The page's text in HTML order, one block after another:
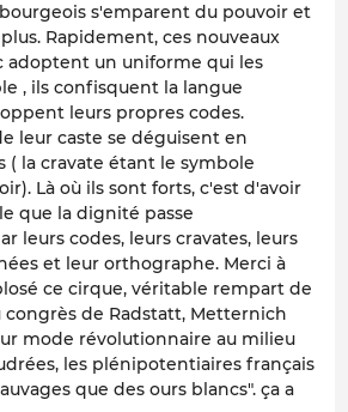
s'emparent du pouvoir et
Rapidement, ces nouveaux
adoptent un uniforme qui les
, ils confisquent la langue
leurs propres codes.
leur caste se déguisent en
( la cravate étant le symbole
Là où ils sont forts, c'est d'avoir
que la dignité passe
leurs codes, leurs cravates, leurs
et leur orthographe. Merci à
ce cirque, véritable rempart de
congrès de Radstatt, Metternich
mode révolutionnaire au milieu
les plénipotentiaires français
que des ours blancs". ça a